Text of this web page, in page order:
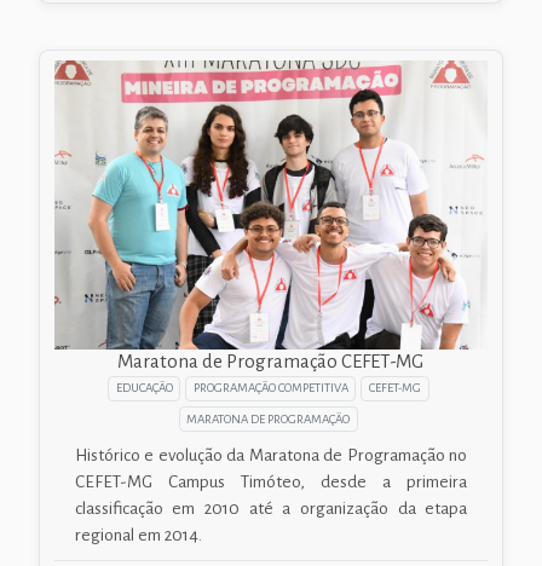
Maratona de Programação CEFET-MG
EDUCAÇÃO PROGRAMAÇÃO COMPETITIVA CEFET-MG
MARATONA DE PROGRAMAÇÃO
Histórico e evolução da Maratona de Programação no
CEFET-MG Campus Timóteo, desde a primeira
classificação em 2010 até a organização da etapa
regional em 2014.